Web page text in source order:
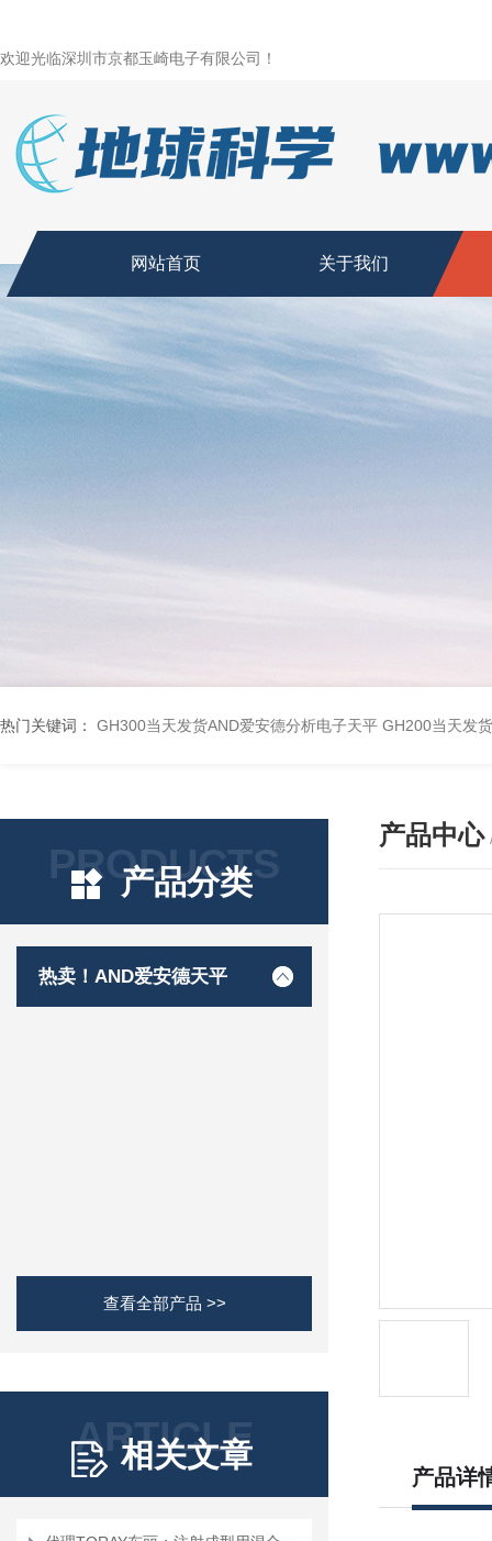
欢迎光临深圳市京都玉崎电子有限公司！
网站首页 关于我们
热门关键词： GH300当天发货AND爱安德分析电子天平 GH200当天发
PRODUCTS
产品分类
热卖！AND爱安德天平
查看全部产品 >>
ARTICLE
相关文章
产品中心
产品详